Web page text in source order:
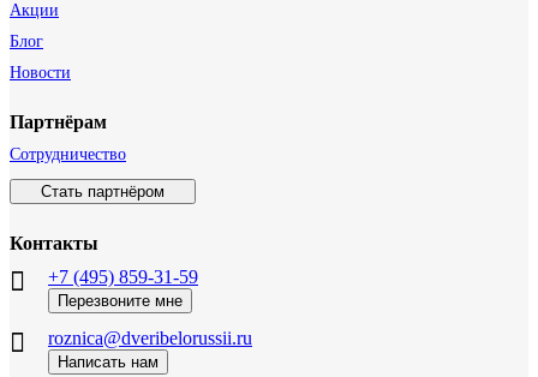
Акции
Блог
Новости
Партнёрам
Сотрудничество
Стать партнёром
Контакты
+7 (495) 859-31-59
Перезвоните мне
roznica@dveribelorussii.ru
Написать нам